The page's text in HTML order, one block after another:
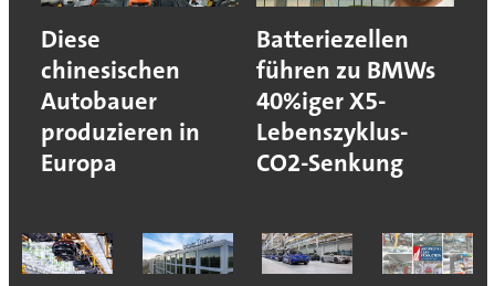
Diese
chinesischen
Autobauer
produzieren in
Europa
Batteriezellen
führen zu BMWs
40%iger X5-
Lebenszyklus-
CO2-Senkung